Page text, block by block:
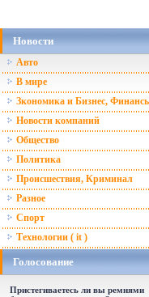
Новости
Авто
В мире
Зкономика и Бизнес,
Новости компаний
Общество
Политика
Происшествия, Криминал
Разное
Спорт
Технологии ( it )
Голосование
Пристегиваетесь ли вы ремнями